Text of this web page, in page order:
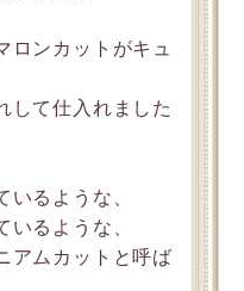
ロンカットがキュ
して仕入れました
いるような、
いるような、
アムカットと呼ば